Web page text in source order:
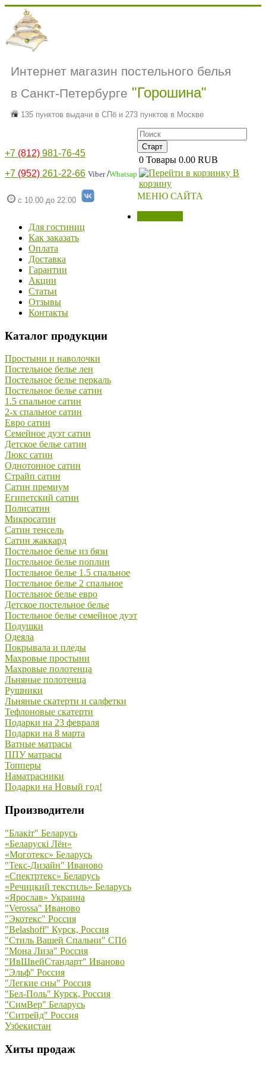
Интернет магазин постельного белья
в Санкт-Петербурге "Горошина"
135 пунктов выдачи в СПб и 273 пунктов в Москве
+7 (812) 981-76-45
+7 (952) 261-22-66 Viber/Whatsap
с 10.00 до 22.00
0 Товары 0.00 RUB
В
корзину
МЕНЮ САЙТА
Для гостиниц
Как заказать
Оплата
Доставка
Гарантии
Акции
Статьи
Отзывы
Контакты
Каталог продукции
Простыни и наволочки
Постельное белье лен
Постельное белье перкаль
Постельное белье сатин
1.5 спальное сатин
2-х спальное сатин
Евро сатин
Семейное дуэт сатин
Детское белье сатин
Люкс сатин
Однотонное сатин
Страйп сатин
Сатин премиум
Египетский сатин
Полисатин
Микросатин
Сатин тенсель
Сатин жаккард
Постельное белье из бязи
Постельное белье поплин
Постельное белье 1.5 спальное
Постельное белье 2 спальное
Постельное белье евро
Детское постельное белье
Постельное белье семейное дуэт
Подушки
Одеяла
Покрывала и пледы
Махровые простыни
Махровые полотенца
Льняные полотенца
Рушники
Льняные скатерти и салфетки
Тефлоновые скатерти
Подарки на 23 февраля
Подарки на 8 марта
Ватные матрасы
ППУ матрасы
Топперы
Наматрасники
Подарки на Новый год!
Производители
"Блакiт" Беларусь
«Беларускi Лён»
«Моготекс» Беларусь
"Текс-Дизайн" Иваново
«Спектртекс» Беларусь
«Речицкий текстиль» Беларусь
«Ярослав» Украина
"Verossa" Иваново
"Экотекс" Россия
"Belashoff" Курск, Россия
"Стиль Вашей Спальни" СПб
"Мона Лиза" Россия
"ИвШвейСтандарт" Иваново
"Эльф" Россия
"Легкие сны" Россия
"Бел-Поль" Курск, Россия
"СимВер" Беларусь
"Ситрейд" Россия
Узбекистан
Хиты продаж